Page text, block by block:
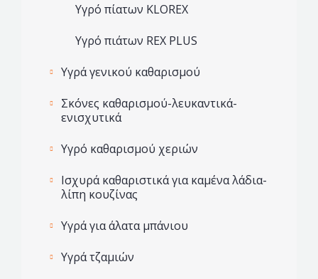
Υγρό πίατων KLOREX
Υγρό πιάτων REX PLUS
Υγρά γενικού καθαρισμού
Σκόνες καθαρισμού-λευκαντικά-
ενισχυτικά
Υγρό καθαρισμού χεριών
Ισχυρά καθαριστικά για καμένα λάδια-
λίπη κουζίνας
Yγρά για άλατα μπάνιου
Yγρά τζαμιών